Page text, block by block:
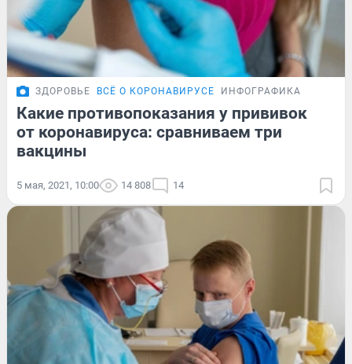
ЗДОРОВЬЕ ВСЁ О КОРОНАВИРУСЕ ИНФОГРАФИКА
Какие противопоказания у прививок
от коронавируса: сравниваем три
вакцины
5 мая, 2021, 10:00 14 808 14